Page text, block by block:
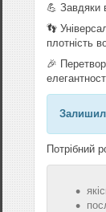
💪 Завдяки
👣
плотність
🎉
Потрібний